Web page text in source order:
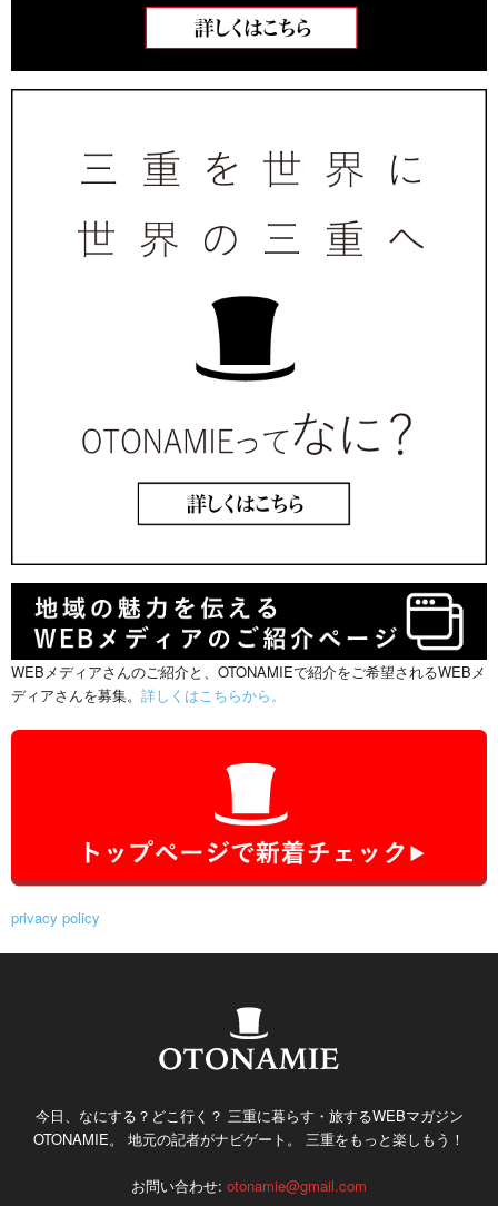
WEBメディアさんのご紹介と、OTONAMIEで紹介をご希望されるWEBメ
ディアさんを募集。 詳しくはこちらから。
privacy policy
今日、なにする？どこ行く？ 三重に暮らす・旅するWEBマガジン
OTONAMIE。 地元の記者がナビゲート。 三重をもっと楽しもう！
お問い合わせ: otonamie@gmail.com